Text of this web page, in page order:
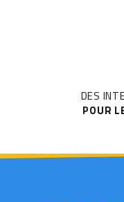
DES
POUR